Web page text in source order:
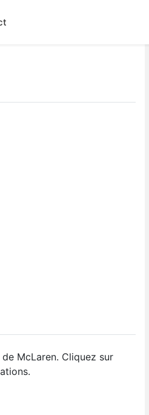
McLaren. Cliquez sur